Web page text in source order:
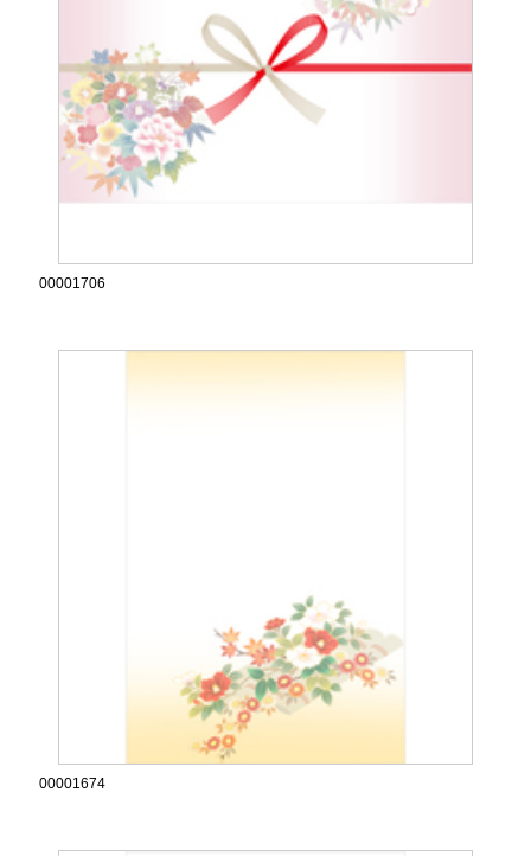
00001706
00001674